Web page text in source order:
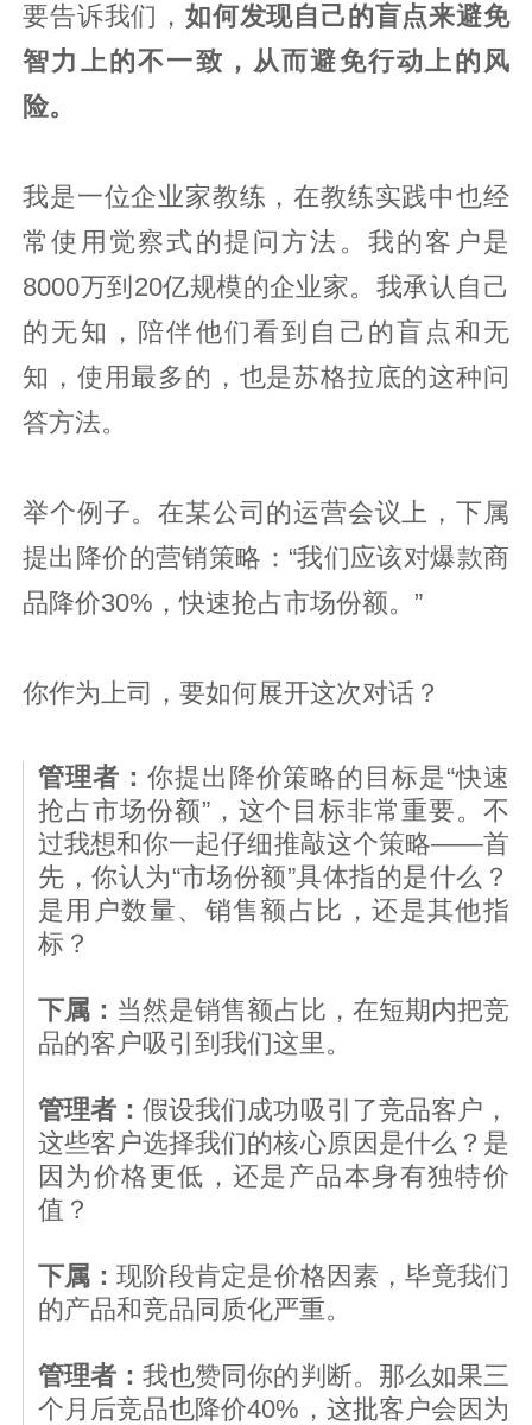
要告诉我们， 如何发现自己的盲点来避免
智力上的不一致，从而避免行动上的风
险。
我是一位企业家教练，在教练实践中也经
常使用觉察式的提问方法。我的客户是
8000万到20亿规模的企业家。我承认自己
的无知，陪伴他们看到自己的盲点和无
知，使用最多的，也是苏格拉底的这种问
答方法。
举个例子。在某公司的运营会议上，下属
提出降价的营销策略：“我们应该对爆款商
品降价30%，快速抢占市场份额。”
你作为上司，要如何展开这次对话？
管理者： 你提出降价策略的目标是“快速
抢占市场份额”，这个目标非常重要。不
过我想和你一起仔细推敲这个策略——首
先，你认为“市场份额”具体指的是什么？
是用户数量、销售额占比，还是其他指
标？
下属： 当然是销售额占比，在短期内把竞
品的客户吸引到我们这里。
管理者：假设我们成功吸引了竞品客户，
这些客户选择我们的核心原因是什么？是
因为价格更低，还是产品本身有独特价
值？
下属：现阶段肯定是价格因素，毕竟我们
的产品和竞品同质化严重。
管理者：我也赞同你的判断。那么如果三
个月后竞品也降价40%，这批客户会因为